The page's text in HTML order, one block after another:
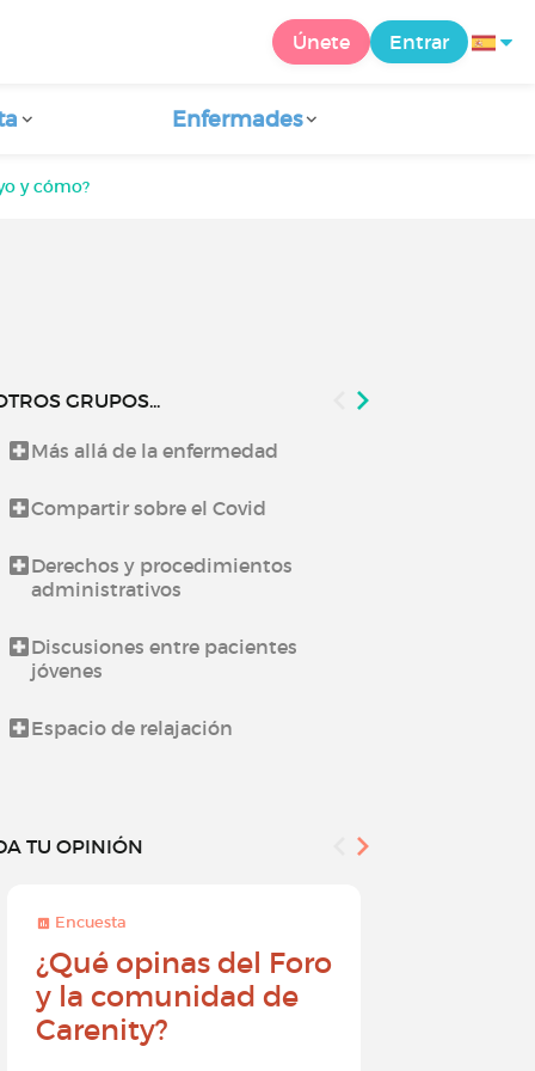
Únete Entrar
Enfermades
y cómo?
GRUPOS...
Más allá de la enfermedad
Compartir sobre el Covid
Derechos y procedimientos
administrativos
Discusiones entre pacientes
jóvenes
Espacio de relajación
TU OPINIÓN
Encuesta
¿Qué opinas del Foro
y la comunidad de
Carenity?